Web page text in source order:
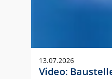
13.07.2026
Video: